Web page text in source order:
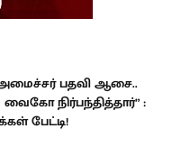
பதவி ஆசை..
நிர்பந்தித்தார்” :
பேட்டி!